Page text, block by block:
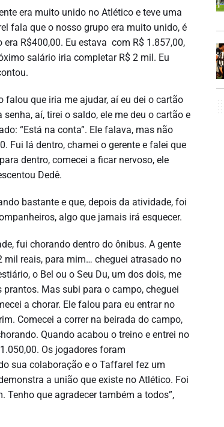
era muito unido no Atlético e teve uma
fala que o nosso grupo era muito unido, é
R$400,00. Eu estava com R$ 1.857,00,
salário iria completar R$ 2 mil. Eu
falou que iria me ajudar, aí eu dei o cartão
aí, tirei o saldo, ele me deu o cartão e
“Está na conta”. Ele falava, mas não
Fui lá dentro, chamei o gerente e falei que
dentro, comecei a ficar nervoso, ele
Dedê.
bastante e que, depois da atividade, foi
algo que jamais irá esquecer.
fui chorando dentro do ônibus. A gente
mil reais, para mim… cheguei atrasado no
o Bel ou o Seu Du, um dos dois, me
Mas subi para o campo, cheguei
a chorar. Ele falou para eu entrar no
Comecei a correr na beirada do campo,
Quando acabou o treino e entrei no
Os jogadores foram
sua colaboração e o Taffarel fez um
a união que existe no Atlético. Foi
Tenho que agradecer também a todos”,